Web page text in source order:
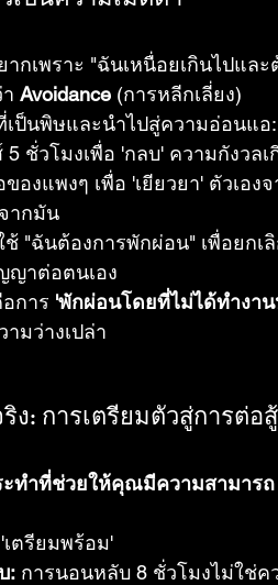
กเพราะ "ฉันเหนื่อยเกินไปแล
Avoidance (การหลีกเลี่ยง)
ป็นพิษและนำไปสู่ความอ่อนแอ:
5 ชั่วโมงเพื่อ 'กลบ' ความกังวล
ของแพงๆ เพื่อ 'เยียวยา' ตัวเอ
ากมัน
ช้ "ฉันต้องการพักผ่อน" เพื่อยกเ
ญาต่อตนเอง
การ 'พักผ่อนโดยที่ไม่ได้ทำงา
มว่างเปล่า
ง: การเตรียมตัวสู่การต่อสู้
ทำที่ช่วยให้คุณมีความสามาร
ตรียมพร้อม'
: การนอนหลับ 8 ชั่วโมงไม่ใช่